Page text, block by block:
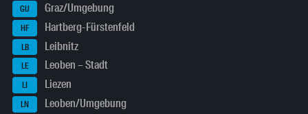
GU Graz/Umgebung
HF Hartberg-Fürstenfeld
LB Leibnitz
LE Leoben – Stadt
LI Liezen
LN Leoben/Umgebung